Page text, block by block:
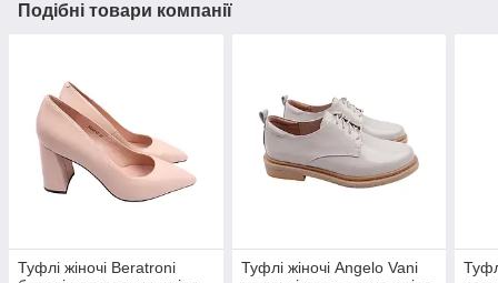
Подібні товари компанії
Туфлі жіночі Beratroni
Туфлі жіночі Angelo Vani